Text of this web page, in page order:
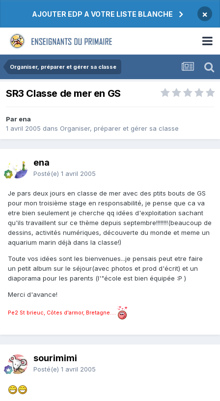
AJOUTER EDP A VOTRE LISTE BLANCHE ×
Organiser, préparer et gérer sa classe
SR3 Classe de mer en GS
Par ena
1 avril 2005 dans Organiser, préparer et gérer sa classe
ena
Posté(e) 1 avril 2005
Je pars deux jours en classe de mer avec des ptits bouts de GS
pour mon troisième stage en responsabilité, je pense que ca va
etre bien seulement je cherche qq idées d'exploitation sachant
qu'ils travaillent sur ce thème depuis septembre!!!!!!!!(beaucoup de
dessins, activités numériques, découverte du monde et meme un
aquarium marin déjà dans la classe!)
Toute vos idées sont les bienvenues...je pensais peut etre faire
un petit album sur le séjour(avec photos et prod d'écrit) et un
diaporama pour les parents (l'"école est bien équipée :P )
Merci d'avance!
Pe2 St brieuc, Côtes d'armor, Bretagne....
sourimimi
Posté(e) 1 avril 2005